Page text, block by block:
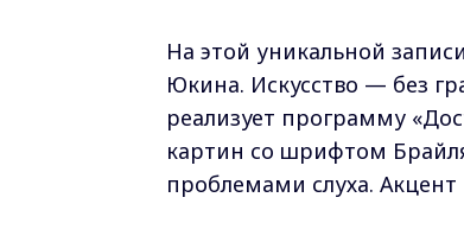
На этой уникальной
Юкина. Искусство — без
реализует программу
картин со шрифтом
проблемами слуха.